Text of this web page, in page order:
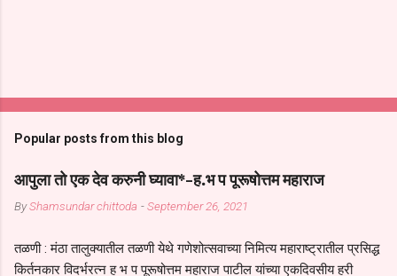
Popular posts from this blog
आपुला तो एक देव करुनी घ्यावा*-ह.भ प पूरूषोत्तम महाराज
ByShamsundar chittoda -September 26, 2021
तळणी : मंठा तालुक्यातील तळणी येथे गणेशोत्सवाच्या निमित्य महाराष्ट्रातील प्रसिद्ध
किर्तनकार विदर्भरत्न ह भ प पूरूषोत्तम महाराज पाटील यांच्या एकदिवसीय हरी